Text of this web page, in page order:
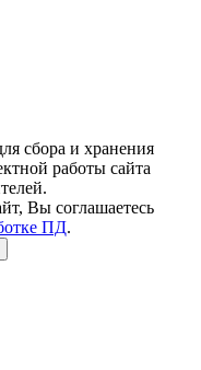
сбора и хранения
работы сайта
Вы соглашаетесь
ПД.